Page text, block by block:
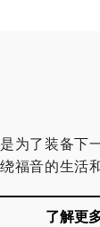
为了装备下
福音的生活
了解更